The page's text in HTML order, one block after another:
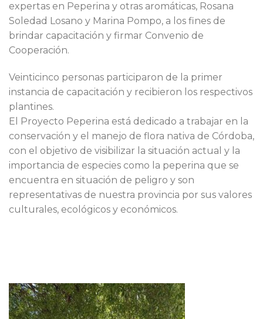
expertas en Peperina y otras aromáticas, Rosana
Soledad Losano y Marina Pompo, a los fines de
brindar capacitación y firmar Convenio de
Cooperación.
Veinticinco personas participaron de la primer
instancia de capacitación y recibieron los respectivos
plantines.
El Proyecto Peperina está dedicado a trabajar en la
conservación y el manejo de flora nativa de Córdoba,
con el objetivo de visibilizar la situación actual y la
importancia de especies como la peperina que se
encuentra en situación de peligro y son
representativas de nuestra provincia por sus valores
culturales, ecológicos y económicos.